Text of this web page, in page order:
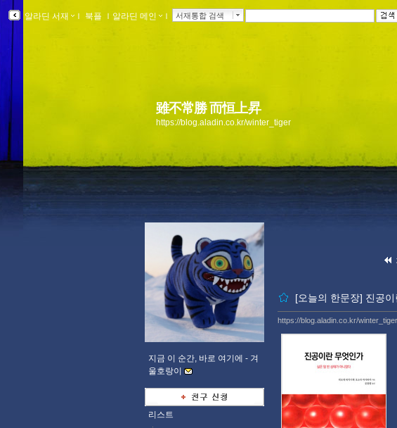
알라딘 서재 ｌ 북플 ｌ 알라딘 메인 ｌ 서재통합 검색
雖不常勝 而恒上昇
https://blog.aladin.co.kr/winter_tiger
지금 이 순간, 바로 여기에 - 겨
울호랑이
리스트
[오늘의 한문장] 진공
https://blog.aladin.co.kr/